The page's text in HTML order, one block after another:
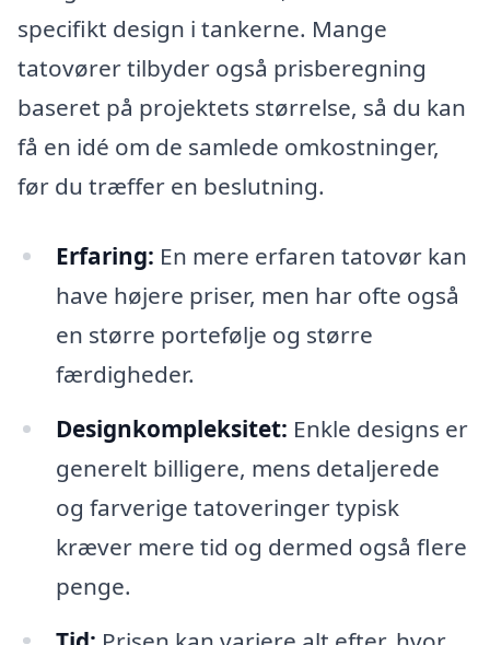
specifikt design i tankerne. Mange
tatovører tilbyder også prisberegning
baseret på projektets størrelse, så du kan
få en idé om de samlede omkostninger,
før du træffer en beslutning.
Erfaring: En mere erfaren tatovør kan
have højere priser, men har ofte også
en større portefølje og større
færdigheder.
Designkompleksitet: Enkle designs er
generelt billigere, mens detaljerede
og farverige tatoveringer typisk
kræver mere tid og dermed også flere
penge.